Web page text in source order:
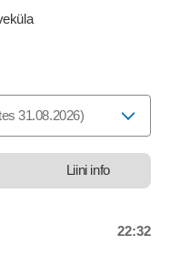
31.08.2026)
Liini info
Departure
22:32